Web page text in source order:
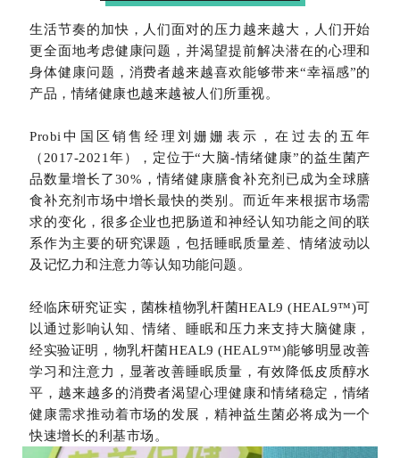
生活节奏的加快，人们面对的压力越来越大， 人们开始
更全面地考虑健康问题，并渴望提前解决潜在的心理和
身体健康问题，消费者越来越喜欢能够带来“幸福感”的
产品，情绪健康也越来越被人们所重视。
Probi中国区销售经理刘姗姗表示，在过去的五年
（2017-2021年），定位于“大脑-情绪健康”的益生菌产
品数量增长了30%，情绪健康膳食补充剂已成为全球膳
食补充剂市场中增长最快的类别。而近年来根据市场需
求的变化，很多企业也把肠道和神经认知功能之间的联
系作为主要的研究课题，包括睡眠质量差、情绪波动以
及记忆力和注意力等认知功能问题。
经临床研究证实，菌株植物乳杆菌HEAL9 (HEAL9™)可
以通过影响认知、情绪、睡眠和压力来支持大脑健康，
经实验证明，物乳杆菌HEAL9 (HEAL9™)能够明显改善
学习和注意力，显著改善睡眠质量，有效降低皮质醇水
平，越来越多的消费者渴望心理健康和情绪稳定，情绪
健康需求推动着市场的发展，精神益生菌必将成为一个
快速增长的利基市场。